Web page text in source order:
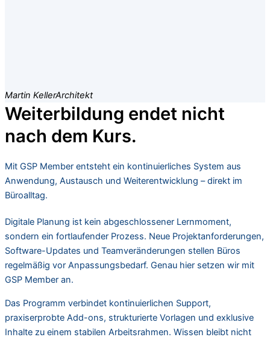
Martin KellerArchitekt
Weiterbildung endet nicht
nach dem Kurs.
Mit GSP Member entsteht ein kontinuierliches System aus
Anwendung, Austausch und Weiterentwicklung – direkt im
Büroalltag.
Digitale Planung ist kein abgeschlossener Lernmoment,
sondern ein fortlaufender Prozess. Neue Projektanforderungen,
Software-Updates und Teamveränderungen stellen Büros
regelmäßig vor Anpassungsbedarf. Genau hier setzen wir mit
GSP Member an.
Das Programm verbindet kontinuierlichen Support,
praxiserprobte Add-ons, strukturierte Vorlagen und exklusive
Inhalte zu einem stabilen Arbeitsrahmen. Wissen bleibt nicht